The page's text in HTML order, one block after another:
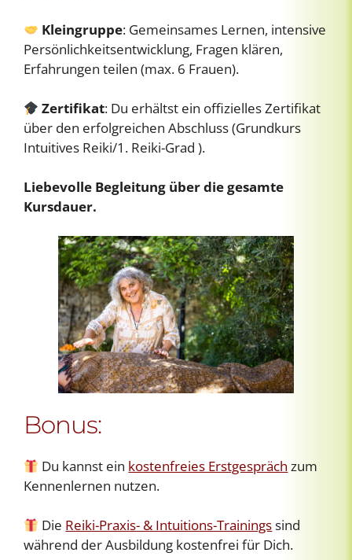
Kleingruppe: Gemeinsames Lernen, intensive
Persönlichkeitsentwicklung, Fragen klären,
Erfahrungen teilen (max. 6 Frauen).
Zertifikat: Du erhältst ein offizielles Zertifikat
über den erfolgreichen Abschluss (Grundkurs
Intuitives Reiki/1. Reiki-Grad ).
Liebevolle Begleitung über die gesamte
Kursdauer.
Bonus:
Du kannst ein kostenfreies Erstgespräch zum
Kennenlernen nutzen.
Die Reiki-Praxis- & Intuitions-Trainingssind
während der Ausbildung kostenfrei für Dich.